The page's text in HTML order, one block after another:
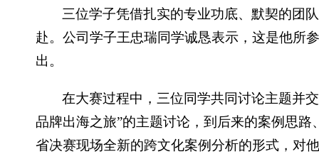
三位学子凭借扎实的专业功底、默契的团
赴。公司学子王忠瑞同学诚恳表示，这是他所
出。
在大赛过程中，三位同学共同讨论主题并
品牌出海之旅”的主题讨论，到后来的案例思
省决赛现场全新的跨文化案例分析的形式，对